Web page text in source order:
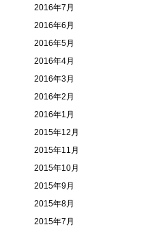
2016年7月
2016年6月
2016年5月
2016年4月
2016年3月
2016年2月
2016年1月
2015年12月
2015年11月
2015年10月
2015年9月
2015年8月
2015年7月